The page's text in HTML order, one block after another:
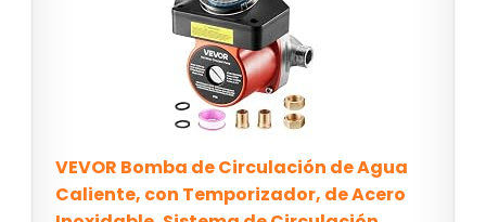
VEVOR Bomba de Circulación de Agua
Caliente, con Temporizador, de Acero